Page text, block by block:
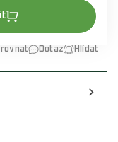
Dotaz Hlídat